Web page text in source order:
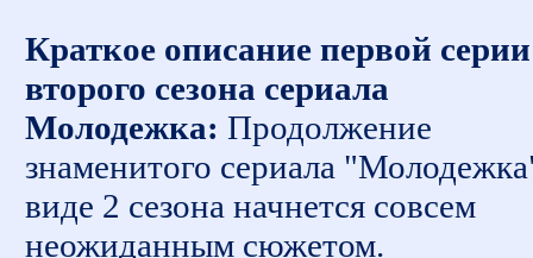
Краткое описание первой серии
второго сезона сериала
Молодежка: Продолжение
знаменитого сериала
виде 2 сезона начнется совсем
неожиданным сюжетом.